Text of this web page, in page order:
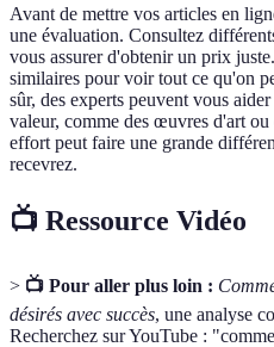
Avant de mettre vos articles en
une évaluation. Consultez
vous assurer d'obtenir un prix
similaires pour voir tout ce qu'on
sûr, des experts peuvent vous
valeur, comme des œuvres d'art
effort peut faire une grande
recevrez.
📺 Ressource Vidéo
> 📺 Pour aller plus loin :
désirés avec succès, une analyse
Recherchez sur YouTube :